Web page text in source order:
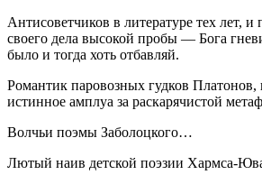
Антисоветчиков в литературе тех лет, и
своего дела высокой пробы — Бога
было и тогда хоть отбавляй.
Романтик паровозных гудков Платонов,
истинное амплуа за раскарячистой
Волчьи поэмы Заболоцкого…
Лютый наив детской поэзии Хармса-